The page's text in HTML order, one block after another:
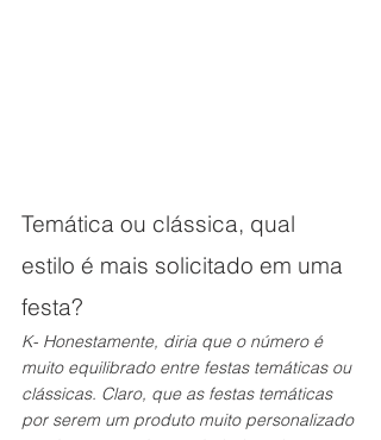
Temática ou clássica, qual
estilo é mais solicitado em uma
festa?
K- Honestamente, diria que o número é
muito equilibrado entre festas temáticas ou
clássicas. Claro, que as festas temáticas
por serem um produto muito personalizado